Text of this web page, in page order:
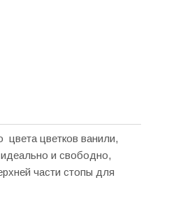
цвета цветков ванили,
и свободно,
части стопы для